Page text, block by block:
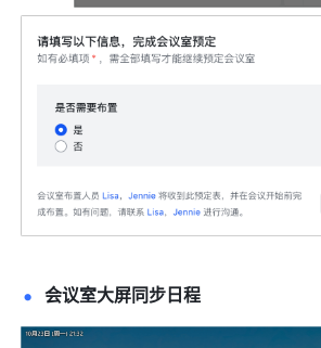
会议室大屏同步日程